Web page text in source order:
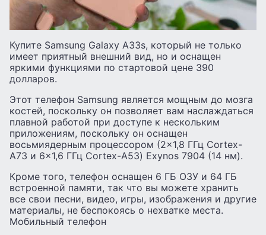
Купите Samsung Galaxy A33s, который не только
имеет приятный внешний вид, но и оснащен
яркими функциями по стартовой цене 390
долларов.
Этот телефон Samsung является мощным до мозга
костей, поскольку он позволяет вам наслаждаться
плавной работой при доступе к нескольким
приложениям, поскольку он оснащен
восьмиядерным процессором (2×1,8 ГГц Cortex-
A73 и 6×1,6 ГГц Cortex-A53) Exynos 7904 (14 нм).
Кроме того, телефон оснащен 6 ГБ ОЗУ и 64 ГБ
встроенной памяти, так что вы можете хранить
все свои песни, видео, игры, изображения и другие
материалы, не беспокоясь о нехватке места.
Мобильный телефон